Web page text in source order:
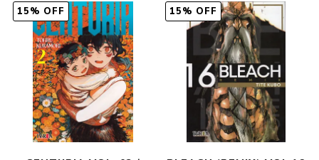
15% OFF 15% OFF